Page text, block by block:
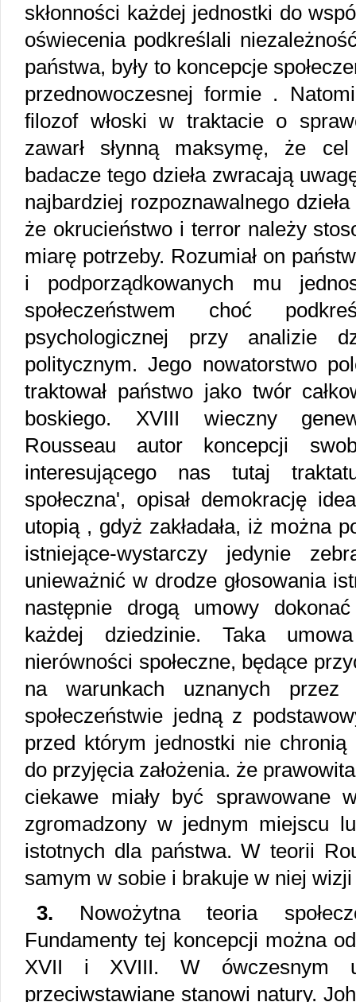
skłonności każdej jednostki do
oświecenia podkreślali
państwa, były to koncepcje
przednowoczesnej formie .
filozof włoski w traktacie o
zawarł słynną maksymę, że
badacze tego dzieła zwracają
najbardziej rozpoznawalnego
że okrucieństwo i terror należy
miarę potrzeby. Rozumiał on
i podporządkowanych mu
społeczeństwem choć
psychologicznej przy analizie
politycznym. Jego nowatorstwo
traktował państwo jako twór
boskiego. XVIII wieczny
Rousseau autor koncepcji
interesującego nas tutaj
społeczna', opisał demokrację
utopią , gdyż zakładała, iż można
istniejące-wystarczy jedynie
unieważnić w drodze głosowania
następnie drogą umowy
każdej dziedzinie. Taka
nierówności społeczne, będące
na warunkach uznanych
społeczeństwie jedną z
przed którym jednostki nie chronią
do przyjęcia założenia. że
ciekawe miały być sprawowane
zgromadzony w jednym miejscu
istotnych dla państwa. W teorii
samym w sobie i brakuje w niej wizji
3. Nowożytna teoria
Fundamenty tej koncepcji można
XVII i XVIII. W ówczesnym
przeciwstawiane stanowi natury.